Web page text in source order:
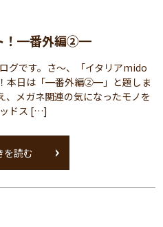
！━番外編②━
グです。さ～、「イタリアmido
本日は「━番外編②━」と題しま
、メガネ関連の気になったモノを
ドス […]
を読む